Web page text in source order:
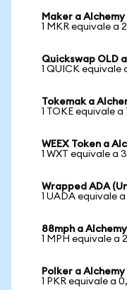
Maker a Alchemy
1 MKR equivale a
Quickswap OLD
1 QUICK equivale
Tokemak a
1 TOKE equivale a
WEEX Token a
1 WXT equivale a
Wrapped ADA
1 UADA equivale
88mph a
1 MPH equivale a
Polker a Alchemy
1 PKR equivale a